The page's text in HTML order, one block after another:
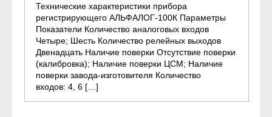
Технические характеристики прибора
регистрирующего АЛЬФАЛОГ-100К Параметры
Показатели Количество аналоговых входов
Четыре; Шесть Количество релейных выходов
Двенадцать Наличие поверки Отсутствие поверки
(калибровка); Наличие поверки ЦСМ; Наличие
поверки завода-изготовителя Количество
входов: 4, 6 […]